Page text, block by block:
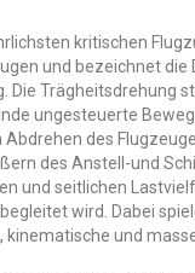
kritischen
und bezeichnet die
Die Trägheitsdrehung
ungesteuerte
des
des Anstell-und
und seitlichen
wird. Dabei
kinematische und